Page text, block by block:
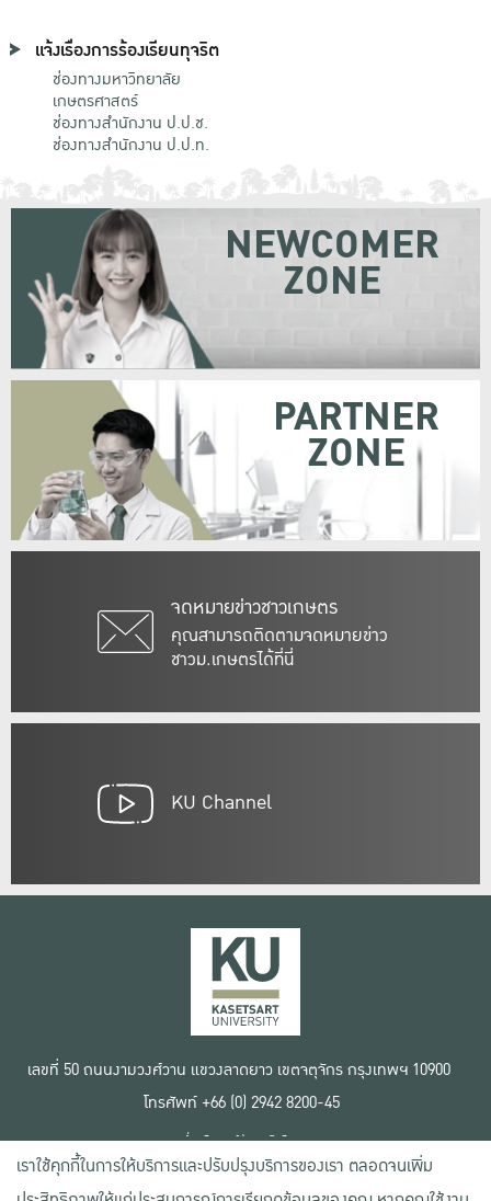
แจ้งเรื่องการร้องเรียนทุจริต
ช่องทางมหาวิทยาลัย
เกษตรศาสตร์
ช่องทางสำนักงาน ป.ป.ช.
ช่องทางสำนักงาน ป.ป.ท.
จดหมายข่าวชาวเกษตร
คุณสามารถติดตามจดหมายข่าว
ชาวม.เกษตรได้ที่นี่
NEWCOMER
ZONE
PARTNER
ZONE
KU Channel
เลขที่ 50 ถนนงามวงศ์วาน แขวงลาดยาว เขตจตุจักร กรุงเทพฯ 10900
โทรศัพท์ +66 (0) 2942 8200-45
เงื่อนไขการใช้งานเว็บไซต์
ข้อตกลงด้านสิทธิ์ใช้งาน
นโยบายความเป็นส่วนตัว
เราใช้คุกกี้ในการให้บริการและปรับปรุงบริการของเรา ตลอดจนเพิ่ม